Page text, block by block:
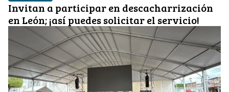
Invitan a participar en descacharrización
en León; ¡así puedes solicitar el servicio!